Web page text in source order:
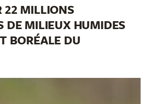
22 MILLIONS
DE MILIEUX HUMIDES
BORÉALE DU